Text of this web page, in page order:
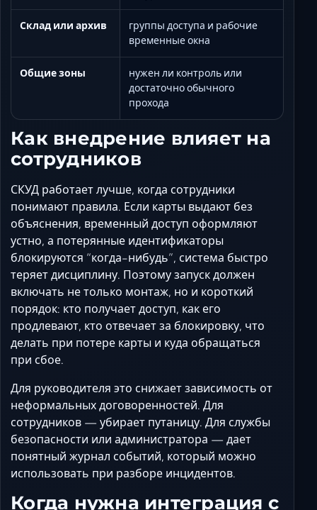
Склад или архив
группы доступа и рабочие
временные окна
Общие зоны
нужен ли контроль или
достаточно обычного
прохода
Как внедрение влияет на
сотрудников
СКУД работает лучше, когда сотрудники
понимают правила. Если карты выдают без
объяснения, временный доступ оформляют
устно, а потерянные идентификаторы
блокируются “когда-нибудь”, система быстро
теряет дисциплину. Поэтому запуск должен
включать не только монтаж, но и короткий
порядок: кто получает доступ, как его
продлевают, кто отвечает за блокировку, что
делать при потере карты и куда обращаться
при сбое.
Для руководителя это снижает зависимость от
неформальных договоренностей. Для
сотрудников — убирает путаницу. Для службы
безопасности или администратора — дает
понятный журнал событий, который можно
использовать при разборе инцидентов.
Когда нужна интеграция с